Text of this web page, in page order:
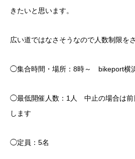
きたいと思います。
広い道ではなさそうなので人数制限を
◯集合時間・場所：8時～ bikeport横
◯最低開催人数：1人 中止の場合は前
します
◯定員：5名